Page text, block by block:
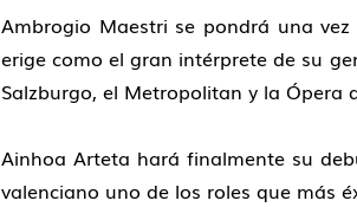
Ambrogio Maestri se pondrá una
erige como el gran intérprete de su
Salzburgo, el Metropolitan y la Ópera
Ainhoa Arteta hará finalmente su
valenciano uno de los roles que más